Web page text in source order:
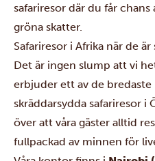
safariresor där du får
gröna skatter.
Safariresor i Afrika när de
Det är ingen slump att vi
erbjuder ett av de bredaste
skräddarsydda safariresor i
över att våra gäster alltid
fullpackad av minnen för